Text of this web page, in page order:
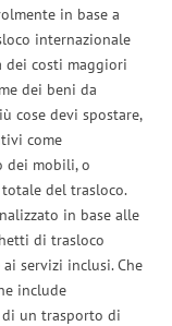
in base a
internazionale
dei costi maggiori
dei beni da
cose devi spostare,
come
dei mobili, o
totale del trasloco.
in base alle
di trasloco
servizi inclusi. Che
include
di un trasporto di